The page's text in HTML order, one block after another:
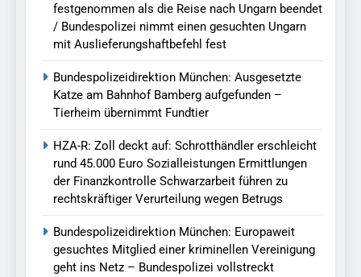
festgenommen als die Reise nach Ungarn beendet
/ Bundespolizei nimmt einen gesuchten Ungarn
mit Auslieferungshaftbefehl fest
Bundespolizeidirektion München: Ausgesetzte
Katze am Bahnhof Bamberg aufgefunden –
Tierheim übernimmt Fundtier
HZA-R: Zoll deckt auf: Schrotthändler erschleicht
rund 45.000 Euro Sozialleistungen Ermittlungen
der Finanzkontrolle Schwarzarbeit führen zu
rechtskräftiger Verurteilung wegen Betrugs
Bundespolizeidirektion München: Europaweit
gesuchtes Mitglied einer kriminellen Vereinigung
geht ins Netz – Bundespolizei vollstreckt